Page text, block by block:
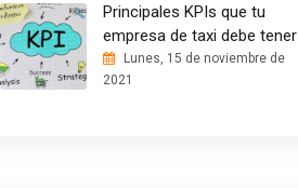
Principales KPIs que tu
empresa de taxi debe tener
Lunes, 15 de noviembre de
2021